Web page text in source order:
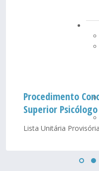
Procedimento
Superior Psicólogo
Lista Unitária